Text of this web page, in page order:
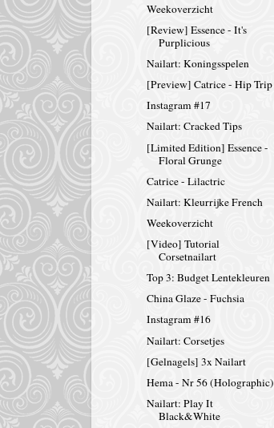
Weekoverzicht
[Review] Essence - It's
Purplicious
Nailart: Koningsspelen
[Preview] Catrice - Hip Trip
Instagram #17
Nailart: Cracked Tips
[Limited Edition] Essence -
Floral Grunge
Catrice - Lilactric
Nailart: Kleurrijke French
Weekoverzicht
[Video] Tutorial
Corsetnailart
Top 3: Budget Lentekleuren
China Glaze - Fuchsia
Instagram #16
Nailart: Corsetjes
[Gelnagels] 3x Nailart
Hema - Nr 56 (Holographic)
Nailart: Play It
Black&White